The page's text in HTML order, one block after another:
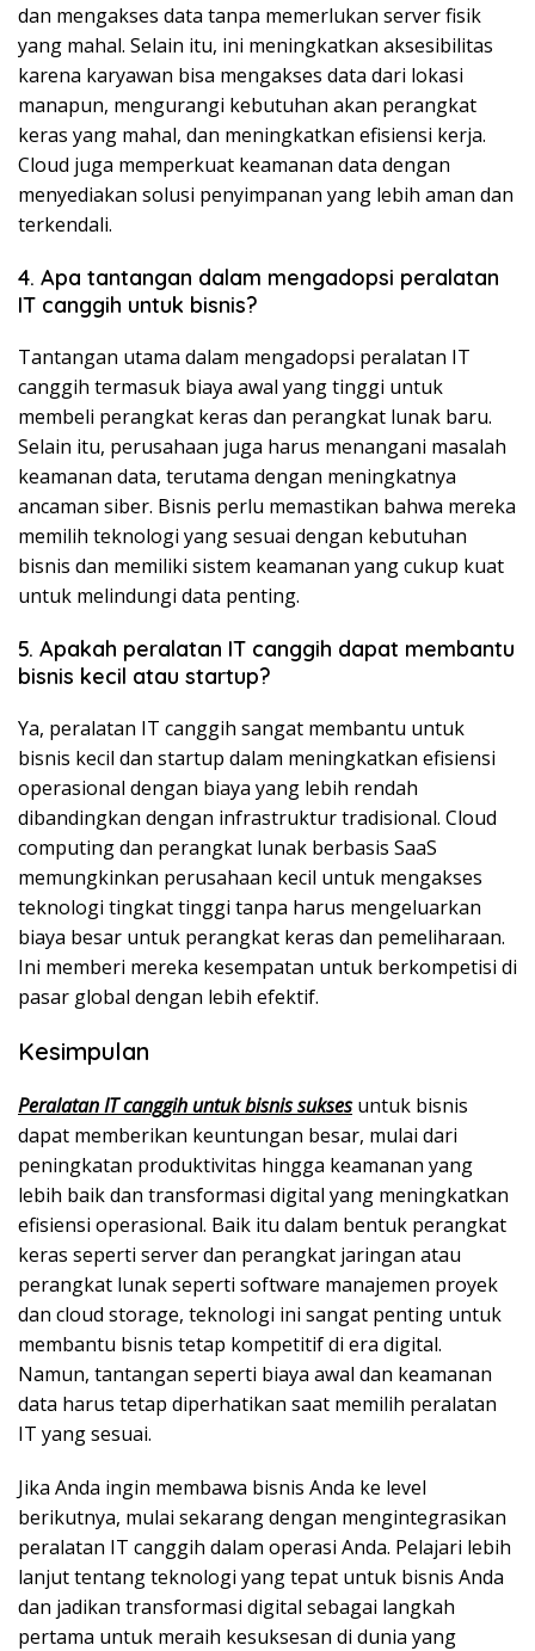
dan mengakses data tanpa memerlukan server fisik
yang mahal. Selain itu, ini meningkatkan aksesibilitas
karena karyawan bisa mengakses data dari lokasi
manapun, mengurangi kebutuhan akan perangkat
keras yang mahal, dan meningkatkan efisiensi kerja.
Cloud juga memperkuat keamanan data dengan
menyediakan solusi penyimpanan yang lebih aman dan
terkendali.
4. Apa tantangan dalam mengadopsi peralatan
IT canggih untuk bisnis?
Tantangan utama dalam mengadopsi peralatan IT
canggih termasuk biaya awal yang tinggi untuk
membeli perangkat keras dan perangkat lunak baru.
Selain itu, perusahaan juga harus menangani masalah
keamanan data, terutama dengan meningkatnya
ancaman siber. Bisnis perlu memastikan bahwa mereka
memilih teknologi yang sesuai dengan kebutuhan
bisnis dan memiliki sistem keamanan yang cukup kuat
untuk melindungi data penting.
5. Apakah peralatan IT canggih dapat membantu
bisnis kecil atau startup?
Ya, peralatan IT canggih sangat membantu untuk
bisnis kecil dan startup dalam meningkatkan efisiensi
operasional dengan biaya yang lebih rendah
dibandingkan dengan infrastruktur tradisional. Cloud
computing dan perangkat lunak berbasis SaaS
memungkinkan perusahaan kecil untuk mengakses
teknologi tingkat tinggi tanpa harus mengeluarkan
biaya besar untuk perangkat keras dan pemeliharaan.
Ini memberi mereka kesempatan untuk berkompetisi di
pasar global dengan lebih efektif.
Kesimpulan
Peralatan IT canggih untuk bisnis suksesuntuk bisnis
dapat memberikan keuntungan besar, mulai dari
peningkatan produktivitas hingga keamanan yang
lebih baik dan transformasi digital yang meningkatkan
efisiensi operasional. Baik itu dalam bentuk perangkat
keras seperti server dan perangkat jaringan atau
perangkat lunak seperti software manajemen proyek
dan cloud storage, teknologi ini sangat penting untuk
membantu bisnis tetap kompetitif di era digital.
Namun, tantangan seperti biaya awal dan keamanan
data harus tetap diperhatikan saat memilih peralatan
IT yang sesuai.
Jika Anda ingin membawa bisnis Anda ke level
berikutnya, mulai sekarang dengan mengintegrasikan
peralatan IT canggih dalam operasi Anda. Pelajari lebih
lanjut tentang teknologi yang tepat untuk bisnis Anda
dan jadikan transformasi digital sebagai langkah
pertama untuk meraih kesuksesan di dunia yang